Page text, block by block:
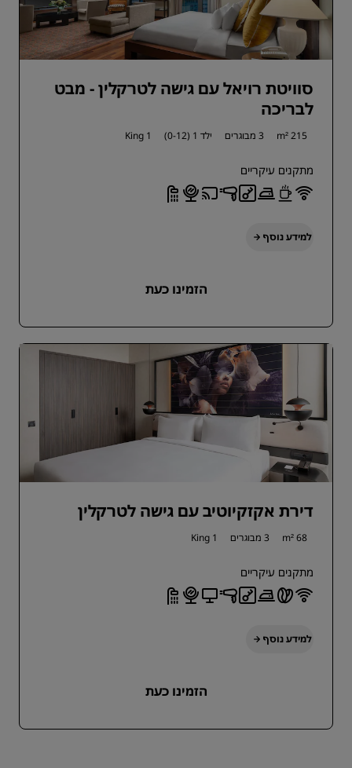
סוויטת רויאל עם גישה לטרקלין - מבט
לבריכה
215 m² 3 מבוגרים ילד 1 (0-12) 1 King
מתקנים עיקריים
למידע נוסף
הזמינו כעת
דירת אקזקיוטיב עם גישה לטרקלין
68 m² 3 מבוגרים 1 King
מתקנים עיקריים
למידע נוסף
הזמינו כעת